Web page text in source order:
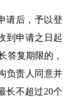
请后，予以登
到申请之日起
答复期限的，
负责人同意并
长不超过20个